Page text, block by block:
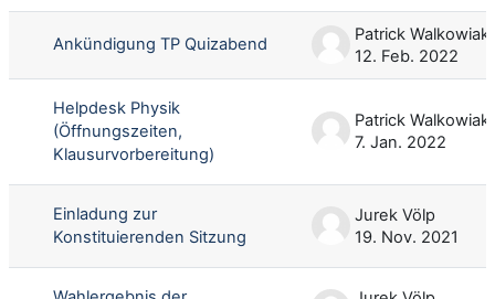
Ankündigung TP Quizabend
Patrick Walkowiak
12. Feb. 2022
Helpdesk Physik
(Öffnungszeiten,
Klausurvorbereitung)
Patrick Walkowiak
7. Jan. 2022
Einladung zur
Konstituierenden Sitzung
Jurek Völp
19. Nov. 2021